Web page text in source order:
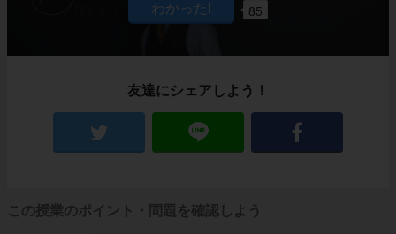
85
友達にシェアしよう！
この授業のポイント・問題を確認しよう